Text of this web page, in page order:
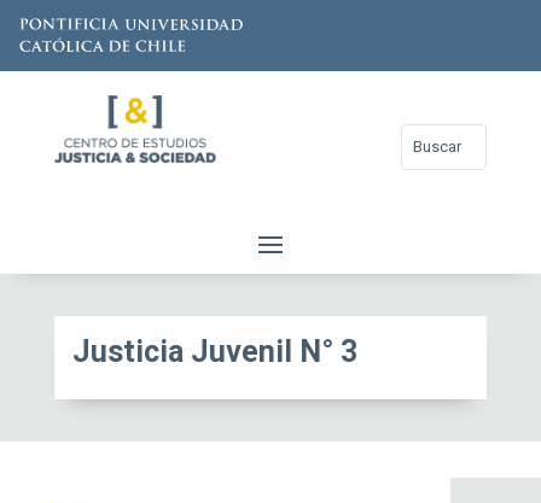
Justicia Juvenil N° 3